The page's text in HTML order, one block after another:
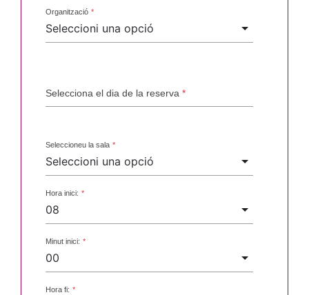
Organització *
Selecciona el dia de la reserva *
Seleccioneu la sala *
Hora inici: *
Minut inici: *
Hora fi: *